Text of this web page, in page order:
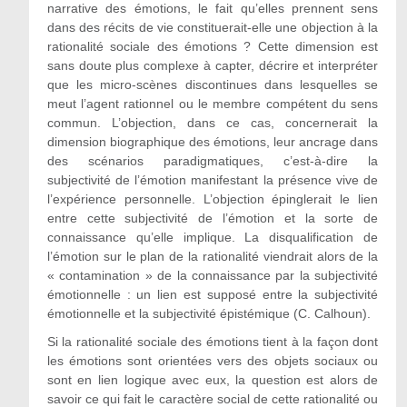
narrative des émotions, le fait qu’elles prennent sens
dans des récits de vie constituerait-elle une objection à la
rationalité sociale des émotions ? Cette dimension est
sans doute plus complexe à capter, décrire et interpréter
que les micro-scènes discontinues dans lesquelles se
meut l’agent rationnel ou le membre compétent du sens
commun. L’objection, dans ce cas, concernerait la
dimension biographique des émotions, leur ancrage dans
des scénarios paradigmatiques, c’est-à-dire la
subjectivité de l’émotion manifestant la présence vive de
l’expérience personnelle. L’objection épinglerait le lien
entre cette subjectivité de l’émotion et la sorte de
connaissance qu’elle implique. La disqualification de
l’émotion sur le plan de la rationalité viendrait alors de la
« contamination » de la connaissance par la subjectivité
émotionnelle : un lien est supposé entre la subjectivité
émotionnelle et la subjectivité épistémique (C. Calhoun).
Si la rationalité sociale des émotions tient à la façon dont
les émotions sont orientées vers des objets sociaux ou
sont en lien logique avec eux, la question est alors de
savoir ce qui fait le caractère social de cette rationalité ou